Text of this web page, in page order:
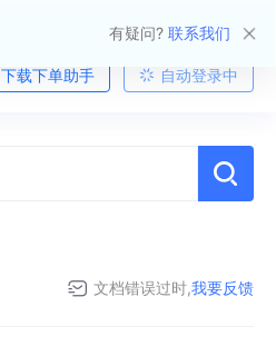
有疑问? 联系我们
下载下单助手 自动登录中
文档错误过时,我要反馈